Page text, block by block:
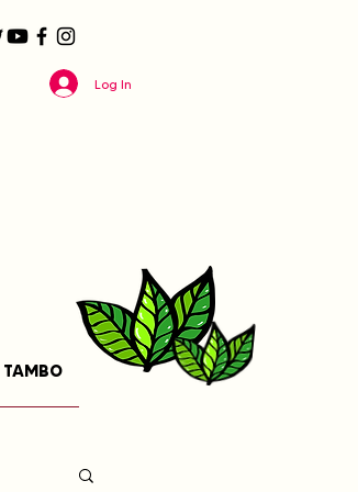
TAMBO
Log In